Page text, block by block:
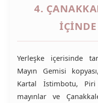
4.
IÇINDE
Yerleşke içerisinde
Mayın Gemisi
Kartal İstimbotu,
mayınlar ve